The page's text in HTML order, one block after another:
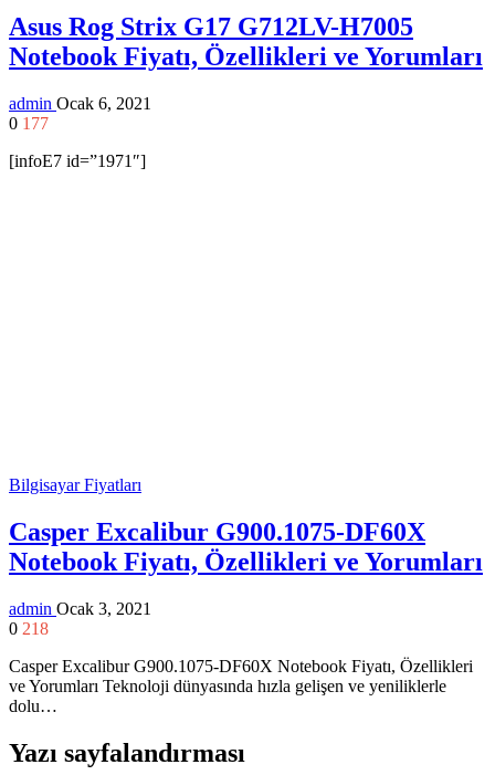
Asus Rog Strix G17 G712LV-H7005
Notebook Fiyatı, Özellikleri ve Yorumları
admin Ocak 6, 2021
0 177
[infoE7 id=”1971″]
Bilgisayar Fiyatları
Casper Excalibur G900.1075-DF60X
Notebook Fiyatı, Özellikleri ve Yorumları
admin Ocak 3, 2021
0 218
Casper Excalibur G900.1075-DF60X Notebook Fiyatı, Özellikleri
ve Yorumları Teknoloji dünyasında hızla gelişen ve yeniliklerle
dolu…
Yazı sayfalandırması